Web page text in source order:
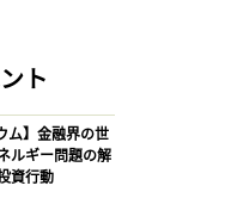
ト
ム】金融界の世
ルギー問題の解
資行動